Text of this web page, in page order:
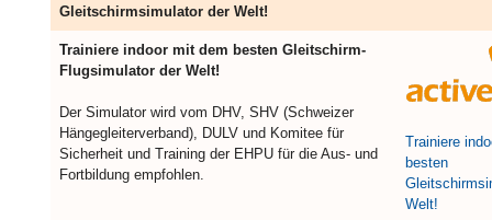
Gleitschirmsimulator der Welt!
Trainiere indoor mit dem besten Gleitschirm-
Flugsimulator der Welt!
Der Simulator wird vom DHV, SHV (Schweizer
Hängegleiterverband), DULV und Komitee für
Sicherheit und Training der EHPU für die Aus- und
Fortbildung empfohlen.
Trainiere
besten
Welt!